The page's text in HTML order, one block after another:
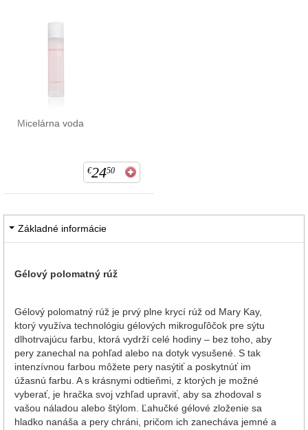
Micelárna voda
€2450
Základné informácie
Gélový polomatný rúž
Gélový polomatný rúž je prvý plne krycí rúž od Mary Kay,
ktorý využíva technológiu gélových mikroguľôčok pre sýtu
dlhotrvajúcu farbu, ktorá vydrží celé hodiny – bez toho, aby
pery zanechal na pohľad alebo na dotyk vysušené. S tak
intenzívnou farbou môžete pery nasýtiť a poskytnúť im
úžasnú farbu. A s krásnymi odtieňmi, z ktorých je možné
vyberať, je hračka svoj vzhľad upraviť, aby sa zhodoval s
vašou náladou alebo štýlom. Ľahučké gélové zloženie sa
hladko nanáša a pery chráni, pričom ich zanecháva jemné a